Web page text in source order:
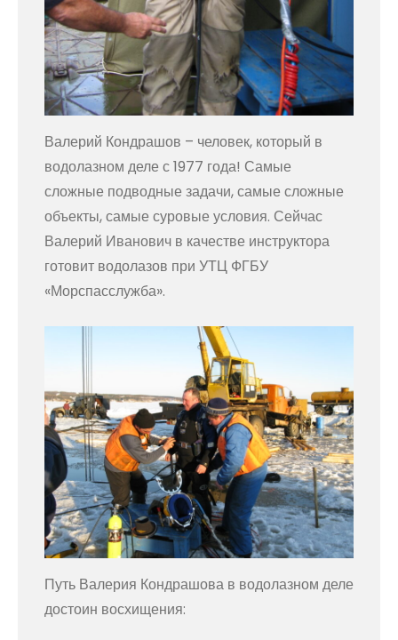
Валерий Кондрашов – человек, который в
водолазном деле с 1977 года! Самые
сложные подводные задачи, самые сложные
объекты, самые суровые условия. Сейчас
Валерий Иванович в качестве инструктора
готовит водолазов при УТЦ ФГБУ
«Морспасслужба».
Путь Валерия Кондрашова в водолазном деле
достоин восхищения: